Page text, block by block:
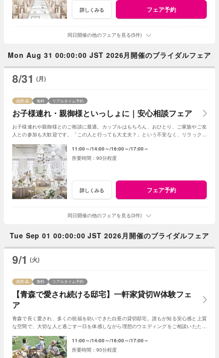
詳しくみる フェア予約
同日開催の他のフェアを見る(5件)
Mon Aug 31 00:00:00 JST 2026月開催のブライダルフェア
8/31 (月)
お子様連れ・親御様といっしょに｜安心相談フェア
残席 無料 リアルタイム予約
お子様連れや親御様とのご相談に最適。カップルはもちろん、おひとり、ご家族やご友
人との参加も大歓迎です。「この人と行っても大丈夫？」という不安なく、リラックス
11:00～ 14:00～ 16:00～ 17:00～
90分程度
詳しくみる フェア予約
同日開催の他のフェアを見る(3件)
Tue Sep 01 00:00:00 JST 2026月開催のブライダルフェア
9/1 (火)
【青森で愛され続ける邸宅】一軒家貸切W体験フェ
ア
残席 無料 リアルタイム予約
青森で長く愛され、多くの祝福を紡いできた白亜の貸切邸宅。誰もが知る安心感と上質
な空間で、大切な人と過ごす一日を体感しながら理想のウエディングをご相談いただけ
11:00～ 14:00～ 16:00～ 17:00～
90分程度